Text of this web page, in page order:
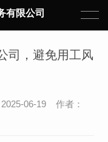
有限公司
司，避免用工风
06-19 作者：